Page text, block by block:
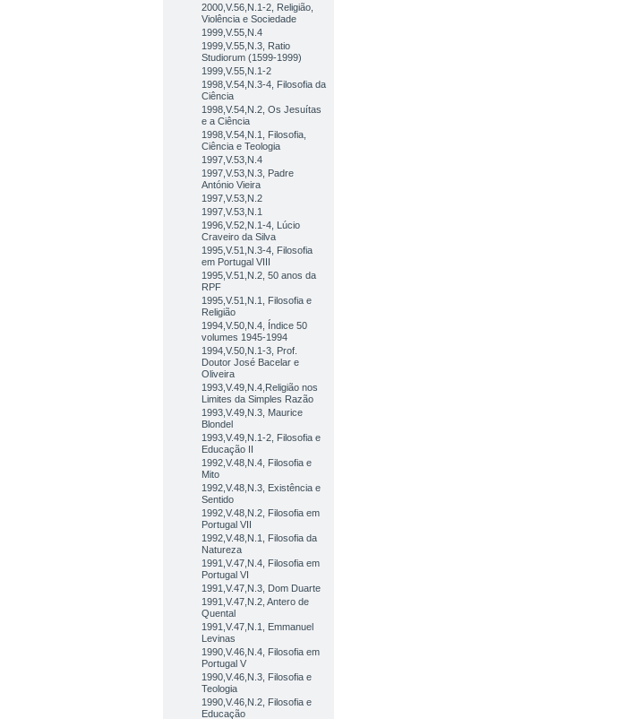
2000,V.56,N.1-2, Religião,
Violência e Sociedade
1999,V.55,N.4
1999,V.55,N.3, Ratio
Studiorum (1599-1999)
1999,V.55,N.1-2
1998,V.54,N.3-4, Filosofia da
Ciência
1998,V.54,N.2, Os Jesuítas
e a Ciência
1998,V.54,N.1, Filosofia,
Ciência e Teologia
1997,V.53,N.4
1997,V.53,N.3, Padre
António Vieira
1997,V.53,N.2
1997,V.53,N.1
1996,V.52,N.1-4, Lúcio
Craveiro da Silva
1995,V.51,N.3-4, Filosofia
em Portugal VIII
1995,V.51,N.2, 50 anos da
RPF
1995,V.51,N.1, Filosofia e
Religião
1994,V.50,N.4, Índice 50
volumes 1945-1994
1994,V.50,N.1-3, Prof.
Doutor José Bacelar e
Oliveira
1993,V.49,N.4,Religião nos
Limites da Simples Razão
1993,V.49,N.3, Maurice
Blondel
1993,V.49,N.1-2, Filosofia e
Educação II
1992,V.48,N.4, Filosofia e
Mito
1992,V.48,N.3, Existência e
Sentido
1992,V.48,N.2, Filosofia em
Portugal VII
1992,V.48,N.1, Filosofia da
Natureza
1991,V.47,N.4, Filosofia em
Portugal VI
1991,V.47,N.3, Dom Duarte
1991,V.47,N.2, Antero de
Quental
1991,V.47,N.1, Emmanuel
Levinas
1990,V.46,N.4, Filosofia em
Portugal V
1990,V.46,N.3, Filosofia e
Teologia
1990,V.46,N.2, Filosofia e
Educação